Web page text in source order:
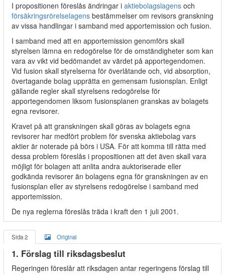
I propositionen föreslås ändringar i aktiebolagslagens och
försäkringsrörelselagens bestämmelser om revisors granskning
av vissa handlingar i samband med apportemission och fusion.
I samband med att en apportemission genomförs skall
styrelsen lämna en redogörelse för de omständigheter som kan
vara av vikt vid bedömandet av värdet på apportegendomen.
Vid fusion skall styrelserna för överlåtande och, vid absorption,
övertagande bolag upprätta en gemensam fusionsplan. Enligt
gällande regler skall styrelsens redogörelse för
apportegendomen liksom fusionsplanen granskas av bolagets
egna revisorer.
Kravet på att granskningen skall göras av bolagets egna
revisorer har medfört problem för svenska aktiebolag vars
aktier är noterade på börs i USA. För att komma till rätta med
dessa problem föreslås i propositionen att det även skall vara
möjligt för bolagen att anlita andra auktoriserade eller
godkända revisorer än bolagens egna för granskningen av en
fusionsplan eller av styrelsens redogörelse i samband med
apportemission.
De nya reglerna föreslås träda i kraft den 1 juli 2001.
Sida 2 Original
1. Förslag till riksdagsbeslut
Regeringen föreslår att riksdagen antar regeringens förslag till